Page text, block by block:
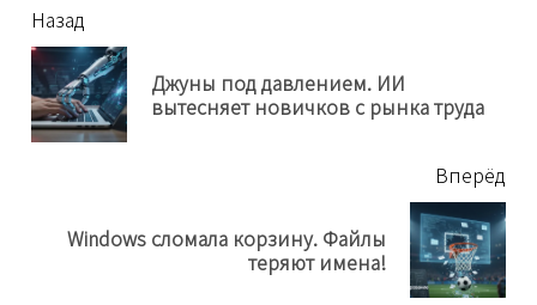
читать
еще
Назад
Джуны под давлением. ИИ
вытесняет новичков с рынка труда
Вперёд
NextWindows сломала корзину. Файлы
теряют имена!